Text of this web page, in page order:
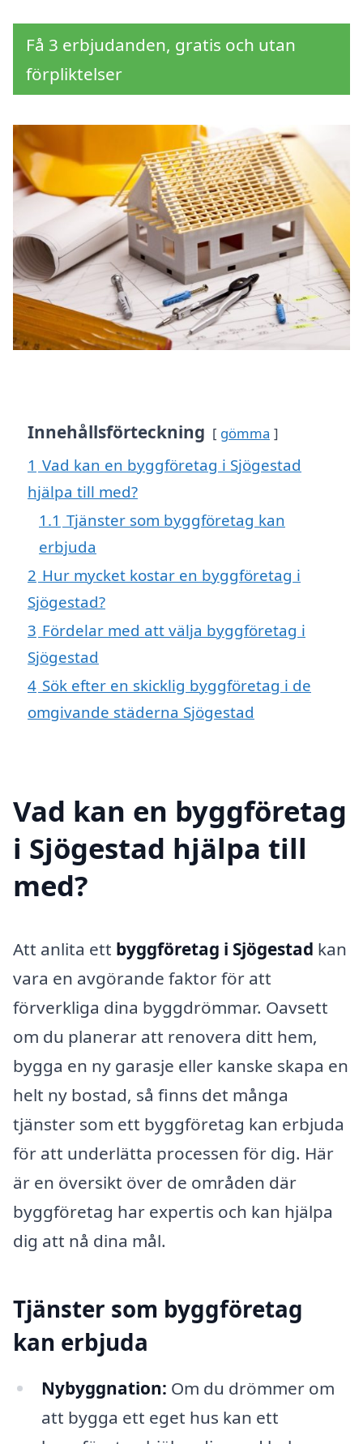
Få 3 erbjudanden, gratis och utan
förpliktelser
Innehållsförteckning gömma
1 Vad kan en byggföretag i Sjögestad
hjälpa till med?
1.1 Tjänster som byggföretag kan
erbjuda
2 Hur mycket kostar en byggföretag i
Sjögestad?
3 Fördelar med att välja byggföretag i
Sjögestad
4 Sök efter en skicklig byggföretag i de
omgivande städerna Sjögestad
Vad kan en byggföretag
i Sjögestad hjälpa till
med?
Att anlita ett byggföretag i Sjögestad kan
vara en avgörande faktor för att
förverkliga dina byggdrömmar. Oavsett
om du planerar att renovera ditt hem,
bygga en ny garasje eller kanske skapa en
helt ny bostad, så finns det många
tjänster som ett byggföretag kan erbjuda
för att underlätta processen för dig. Här
är en översikt över de områden där
byggföretag har expertis och kan hjälpa
dig att nå dina mål.
Tjänster som byggföretag
kan erbjuda
Nybyggnation: Om du drömmer om
att bygga ett eget hus kan ett